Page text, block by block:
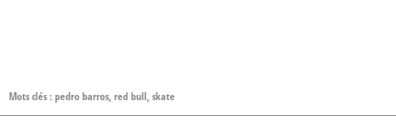
Mots clés :pedro barros,red bull,skate